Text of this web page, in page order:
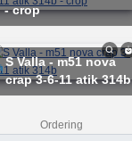
- crop
S Valla - m51 nova
crap 3-6-11 atik 314b
Ordering